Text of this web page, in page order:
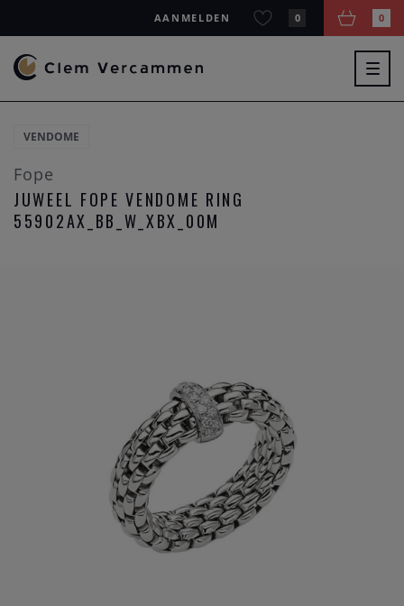
AANMELDEN 0 0
VENDOME
Fope
JUWEEL FOPE VENDOME RING
55902AX_BB_W_XBX_00M